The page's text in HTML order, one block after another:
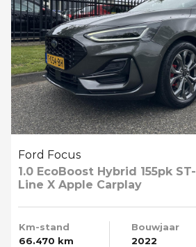
Ford Focus
1.0 EcoBoost Hybrid 155pk ST-
Line X Apple Carplay
Km-stand
66.470 km
Bouwjaar
2022